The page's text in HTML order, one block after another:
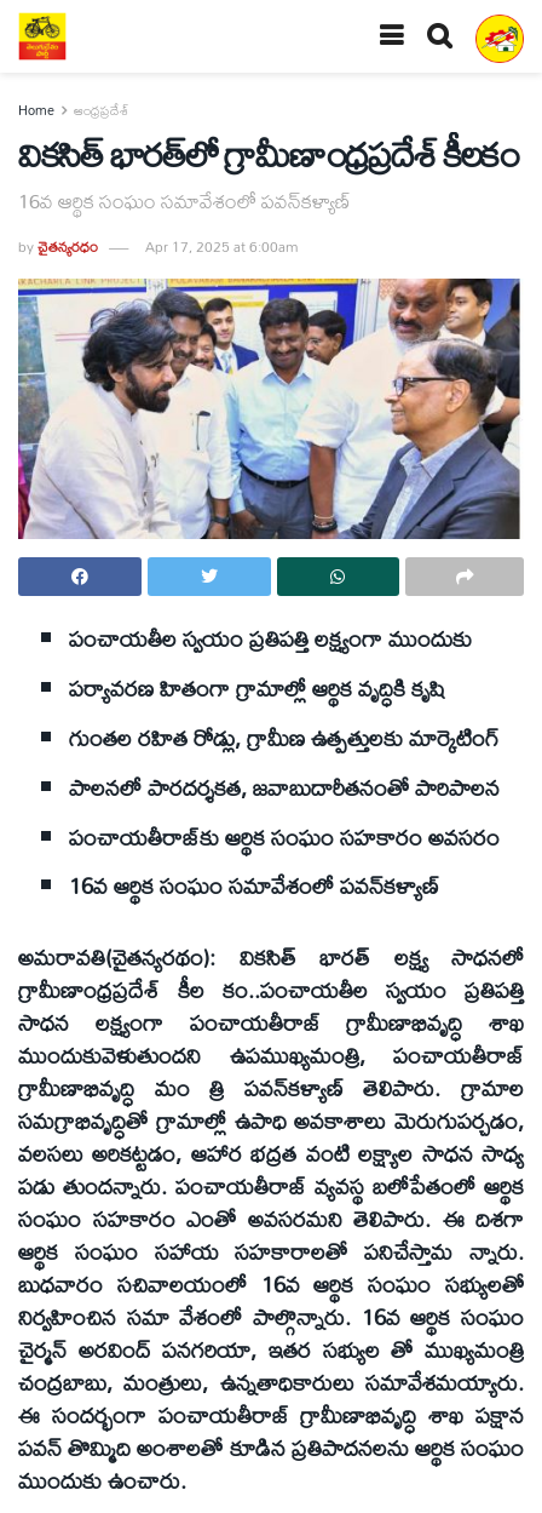
Home ఆంధ్రప్రదేశ్
వికసిత్‌ భారత్‌లో గ్రామీణాంధ్రప్రదేశ్‌ కీలకం
16వ ఆర్థిక సంఘం సమావేశంలో పవన్‌కళ్యాణ్‌
byచైతన్యరధం Apr 17, 2025 at 6:00am
పంచాయతీల స్వయం ప్రతిపత్తి లక్ష్యంగా ముందుకు
పర్యావరణ హితంగా గ్రామాల్లో ఆర్థిక వృద్ధికి కృషి
గుంతల రహిత రోడ్లు, గ్రామీణ ఉత్పత్తులకు మార్కెటింగ్‌
పాలనలో పారదర్శకత, జవాబుదారీతనంతో పారిపాలన
పంచాయతీరాజ్‌కు ఆర్థిక సంఘం సహకారం అవసరం
16వ ఆర్థిక సంఘం సమావేశంలో పవన్‌కళ్యాణ్‌
అమరావతి(చైతన్యరథం): వికసిత్‌ భారత్‌ లక్ష్య సాధనలో
గ్రామీణాంధ్రప్రదేశ్‌ కీల కం..పంచాయతీల స్వయం ప్రతిపత్తి
సాధన లక్ష్యంగా పంచాయతీరాజ్‌ గ్రామీణాభివృద్ధి శాఖ
ముందుకువెళుతుందని ఉపముఖ్యమంత్రి, పంచాయతీరాజ్‌
గ్రామీణాభివృద్ధి మం త్రి పవన్‌కళ్యాణ్‌ తెలిపారు. గ్రామాల
సమగ్రాభివృద్ధితో గ్రామాల్లో ఉపాధి అవకాశాలు మెరుగుపర్చడం,
వలసలు అరికట్టడం, ఆహార భద్రత వంటి లక్ష్యాల సాధన సాధ్య
పడు తుందన్నారు. పంచాయతీరాజ్‌ వ్యవస్థ బలోపేతంలో ఆర్థిక
సంఘం సహకారం ఎంతో అవసరమని తెలిపారు. ఈ దిశగా
ఆర్థిక సంఘం సహాయ సహకారాలతో పనిచేస్తామ న్నారు.
బుధవారం సచివాలయంలో 16వ ఆర్థిక సంఘం సభ్యులతో
నిర్వహించిన సమా వేశంలో పాల్గొన్నారు. 16వ ఆర్థిక సంఘం
చైర్మన్‌ అరవింద్‌ పనగరియా, ఇతర సభ్యుల తో ముఖ్యమంత్రి
చంద్రబాబు, మంత్రులు, ఉన్నతాధికారులు సమావేశమయ్యారు.
ఈ సందర్భంగా పంచాయతీరాజ్‌ గ్రామీణాభివృద్ధి శాఖ పక్షాన
పవన్‌ తొమ్మిది అంశాలతో కూడిన ప్రతిపాదనలను ఆర్థిక సంఘం
ముందుకు ఉంచారు.